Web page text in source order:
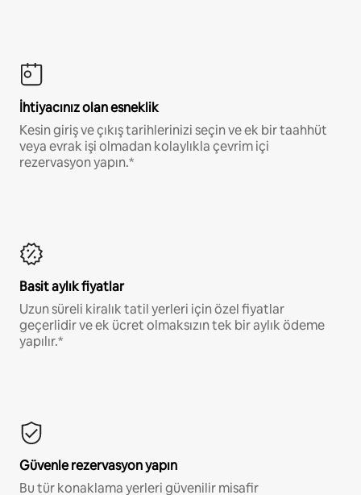
İhtiyacınız olan esneklik
Kesin giriş ve çıkış tarihlerinizi seçin ve ek bir taahhüt
veya evrak işi olmadan kolaylıkla çevrim içi
rezervasyon yapın.*
Basit aylık fiyatlar
Uzun süreli kiralık tatil yerleri için özel fiyatlar
geçerlidir ve ek ücret olmaksızın tek bir aylık ödeme
yapılır.*
Güvenle rezervasyon yapın
Bu tür konaklama yerleri güvenilir misafir